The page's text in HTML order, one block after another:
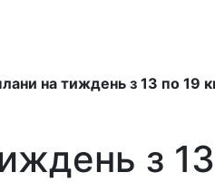
на тиждень з 13 по 19
з